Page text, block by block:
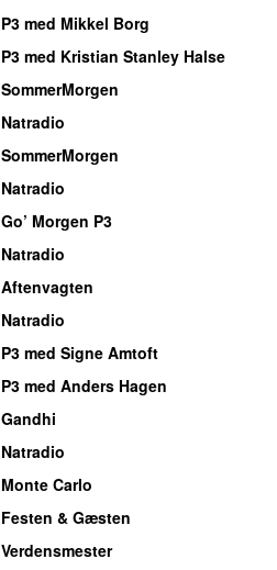
P3 med Mikkel Borg
P3 med Kristian Stanley Halse
SommerMorgen
Natradio
SommerMorgen
Natradio
Go’ Morgen P3
Natradio
Aftenvagten
Natradio
P3 med Signe Amtoft
P3 med Anders Hagen
Gandhi
Natradio
Monte Carlo
Festen & Gæsten
Verdensmester